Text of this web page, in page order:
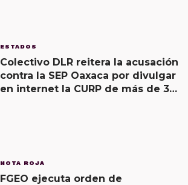
ESTADOS
Colectivo DLR reitera la acusación
contra la SEP Oaxaca por divulgar
en internet la CURP de más de 30
NOTA ROJA
FGEO ejecuta orden de